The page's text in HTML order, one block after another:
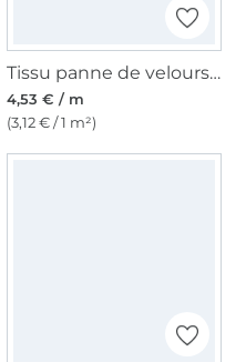
Tissu panne de velours, bordeaux
4,53 € / m
(3,12 € / 1 m²)